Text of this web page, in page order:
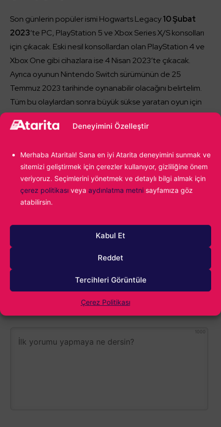
Deneyimini Özelleştir
Merhaba Ataritalı! Sana en iyi Atarita deneyimini sunmak ve
sitemizi geliştirmek için çerezler kullanıyor, gizliliğine önem
veriyoruz. Seçimlerini yönetmek ve detaylı bilgi almak için
çerez politikası veya aydınlatma metni sayfamıza göz
atabilirsin.
Kabul Et
Reddet
Tercihleri Görüntüle
Çerez Politikası
Son günlerin popüler ismi Hogwarts Legacy10 Şubat
2023‘te PC, PlayStation 5 ve Xbox Series X/S konsolları
için çıkacak. Eski nesil konsollardan olan PlayStation 4 ve
Xbox One gibi cihazlara ise 4 Nisan 2023’te çıkacak.
Ayrıca oyunun Nintendo Switch sürümünün de 25
Temmuz 2023 tarihinde oynanabilir olacağını belirtelim.
Tüm bu olaylardan sonra büyük sükse yaratan oyun için
heyecan üst düzeye çıkmış durumda.
Atakan Gümrükçüoğlu
Babadan gelme video oyun tutkunluğumun
önüne geçemiyor, yazdıkça yazıyor ve en
sonunda tekrar oyun oynuyorum. Fighting
1000